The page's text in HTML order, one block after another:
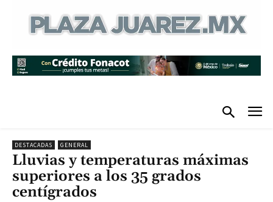
DESTACADAS GENERAL
Lluvias y temperaturas máximas
superiores a los 35 grados
centígrados